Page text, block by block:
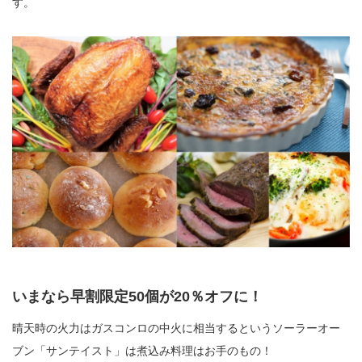
いまなら早割限定50個が20％オフに！
晴天時の火力はガスコンロの中火に相当するというソーラーオー
ブン「サンテイスト」は煮込み料理はお手のもの！